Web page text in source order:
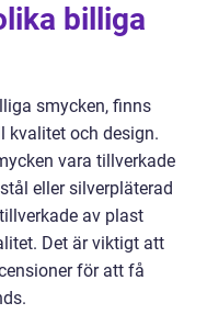
billiga
smycken, finns
kvalitet och design.
vara tillverkade
eller silverpläterad
av plast
Det är viktigt att
för att få